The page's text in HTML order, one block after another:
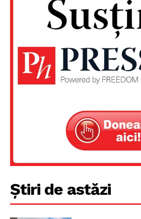
Un
FREEDOM HOUSE
PRESShub
Știri de astăzi